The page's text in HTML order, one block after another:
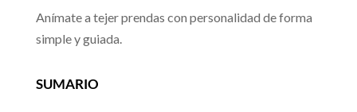
Anímate a tejer prendas con personalidad de forma
simple y guiada.
SUMARIO